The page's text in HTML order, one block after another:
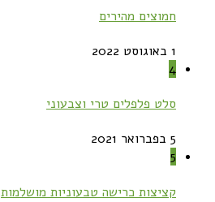
חמוצים מהירים
1 באוגוסט 2022
4
סלט פלפלים טרי וצבעוני
5 בפברואר 2021
5
קציצות כרישה טבעוניות מושלמות